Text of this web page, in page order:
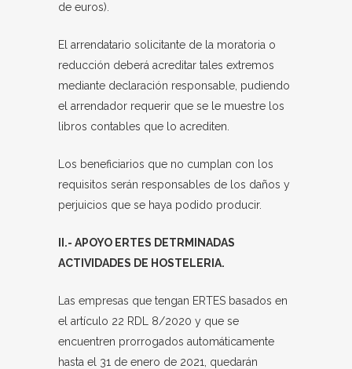
de euros).
El arrendatario solicitante de la moratoria o
reducción deberá acreditar tales extremos
mediante declaración responsable, pudiendo
el arrendador requerir que se le muestre los
libros contables que lo acrediten.
Los beneficiarios que no cumplan con los
requisitos serán responsables de los daños y
perjuicios que se haya podido producir.
II.- APOYO ERTES DETRMINADAS
ACTIVIDADES DE HOSTELERIA.
Las empresas que tengan ERTES basados en
el artículo 22 RDL 8/2020 y que se
encuentren prorrogados automáticamente
hasta el 31 de enero de 2021, quedarán